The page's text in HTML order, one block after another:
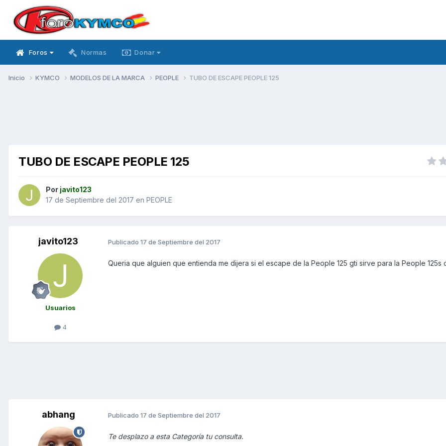
Foros Normas Donar
Inicio KYMCO MODELOS DE LA MARCA PEOPLE TUBO DE ESCAPE PEOPLE 125
TUBO DE ESCAPE PEOPLE 125
Por javito123
17 de Septiembre del 2017 en PEOPLE
javito123
Usuarios
4
Publicado 17 de Septiembre del 2017
Queria que alguien que entienda me dijera si el escape de la People 125 gti sirve para la People 125s
abhang Publicado 17 de Septiembre del 2017
Te desplazo a esta Categoría tu consulta.